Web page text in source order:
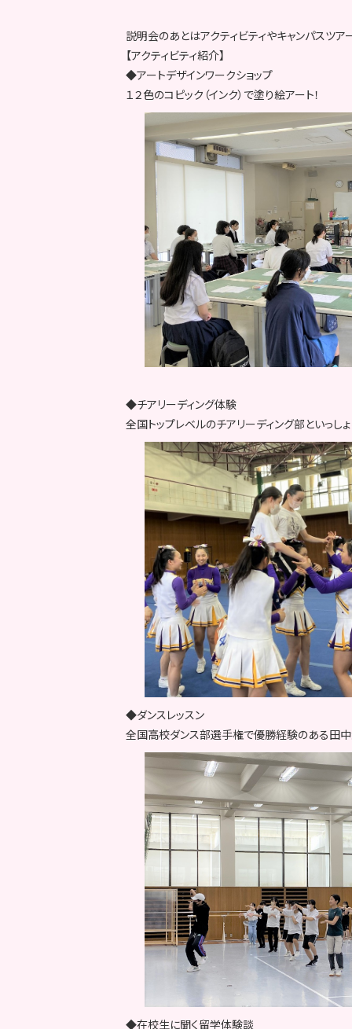
説明会のあとはアクティビティやキャンパスツア
【アクティビティ紹介】
◆アートデザインワークショップ
１２色のコピック（インク）で塗り絵アート！
◆チアリーディング体験
全国トップレベルのチアリーディング部といっし
◆ダンスレッスン
全国高校ダンス部選手権で優勝経験のある田中
◆在校生に聞く留学体験談